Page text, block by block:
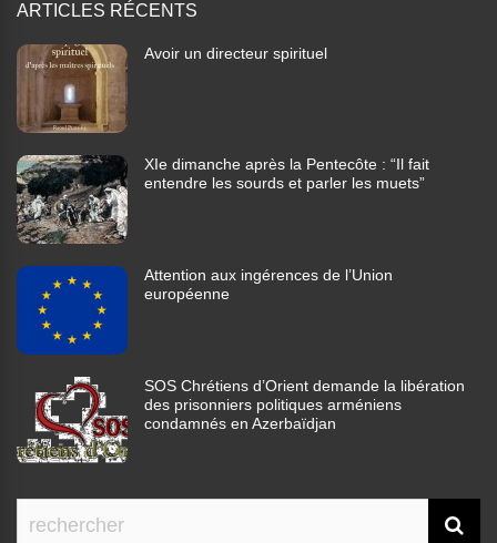
ARTICLES RÉCENTS
Avoir un directeur spirituel
XIe dimanche après la Pentecôte : “Il fait
entendre les sourds et parler les muets”
Attention aux ingérences de l’Union
européenne
SOS Chrétiens d’Orient demande la libération
des prisonniers politiques arméniens
condamnés en Azerbaïdjan